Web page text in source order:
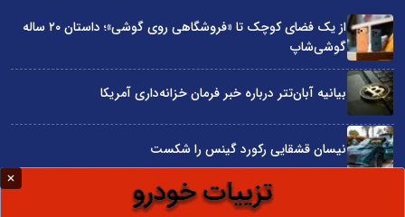
از یک فضای کوچک تا «فروشگاهی روی گوشی»؛ داستان ۲۰ ساله
گوشی‌شاپ
بیانیه آبان‌تتر درباره خبر فرمان خزانه‌داری آمریکا
نیسان قشقایی رکورد گینس را شکست
توسعه ایران با شعار محقق نمی‌شود